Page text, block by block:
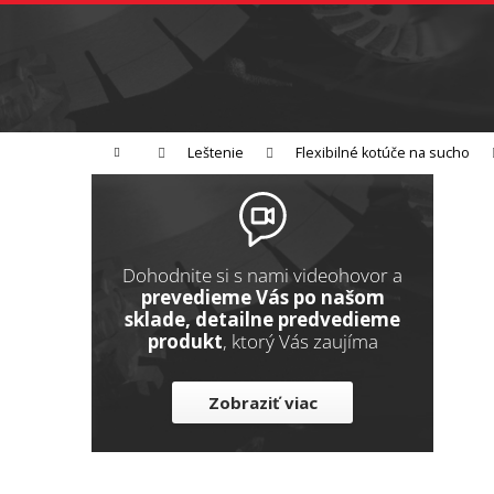
Prejsť
Domov Leštenie Flexibilné kotúče na sucho
B
l
Dohodnite si s nami videohovor a
prevedieme Vás po našom
sklade, detailne predvedieme
produkt, ktorý Vás zaujíma
Zobraziť viac
K
k